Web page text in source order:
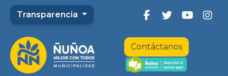
Transparencia
Contáctanos